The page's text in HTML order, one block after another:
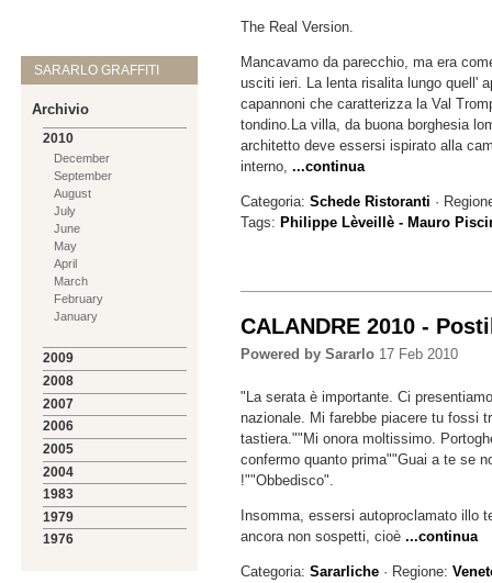
SARARLO GRAFFITI
Archivio
2010
December
September
August
July
June
May
April
March
February
January
2009
2008
2007
2006
2005
2004
1983
1979
1976
The Real Version.
Mancavamo da parecchio, ma era
usciti ieri. La lenta risalita lungo quell'
capannoni che caratterizza la Val
tondino.La villa, da buona borghesia
architetto deve essersi ispirato alla
interno,...continua
Categoria:Schede Ristoranti ·
Tags: Philippe Lèveillè - Mauro
CALANDRE 2010 -
Powered by Sararlo 17 Feb 2010
"La serata è importante. Ci
nazionale. Mi farebbe piacere tu fossi
tastiera.""Mi onora moltissimo.
confermo quanto prima""Guai a te se
!""Obbedisco".
Insomma, essersi autoproclamato illo
ancora non sospetti, cioè...continua
Categoria:Sararliche · Regione: